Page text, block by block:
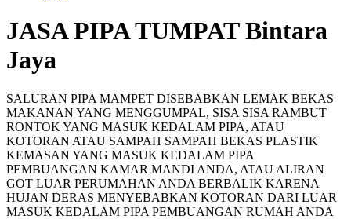
JASA PIPA TUMPAT Bintara
Jaya
SALURAN PIPA MAMPET DISEBABKAN LEMAK BEKAS
MAKANAN YANG MENGGUMPAL, SISA SISA RAMBUT
RONTOK YANG MASUK KEDALAM PIPA, ATAU
KOTORAN ATAU SAMPAH SAMPAH BEKAS PLASTIK
KEMASAN YANG MASUK KEDALAM PIPA
PEMBUANGAN KAMAR MANDI ANDA, ATAU ALIRAN
GOT LUAR PERUMAHAN ANDA BERBALIK KARENA
HUJAN DERAS MENYEBABKAN KOTORAN DARI LUAR
MASUK KEDALAM PIPA PEMBUANGAN RUMAH ANDA